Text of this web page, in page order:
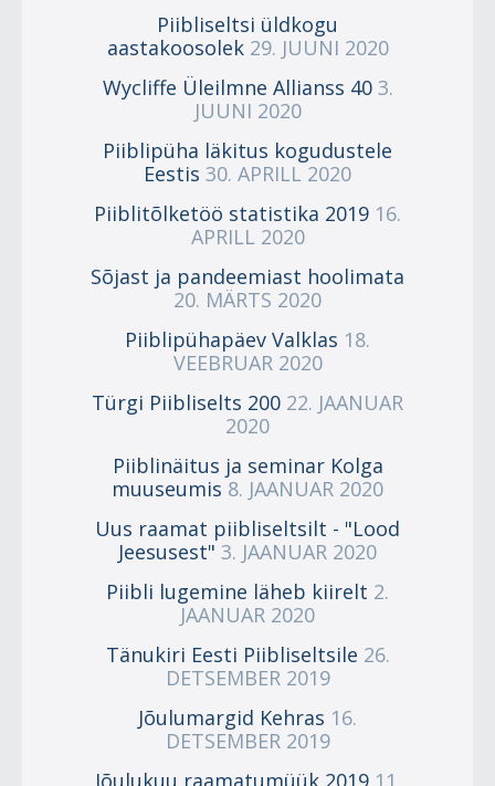
Piibliseltsi üldkogu
aastakoosolek 29. JUUNI 2020
Wycliffe Üleilmne Allianss 40 3.
JUUNI 2020
Piiblipüha läkitus kogudustele
Eestis 30. APRILL 2020
Piiblitõlketöö statistika 2019 16.
APRILL 2020
Sõjast ja pandeemiast hoolimata
20. MÄRTS 2020
Piiblipühapäev Valklas 18.
VEEBRUAR 2020
Türgi Piibliselts 200 22. JAANUAR
2020
Piiblinäitus ja seminar Kolga
muuseumis 8. JAANUAR 2020
Uus raamat piibliseltsilt - "Lood
Jeesusest" 3. JAANUAR 2020
Piibli lugemine läheb kiirelt 2.
JAANUAR 2020
Tänukiri Eesti Piibliseltsile 26.
DETSEMBER 2019
Jõulumargid Kehras 16.
DETSEMBER 2019
Jõulukuu raamatumüük 2019 11.